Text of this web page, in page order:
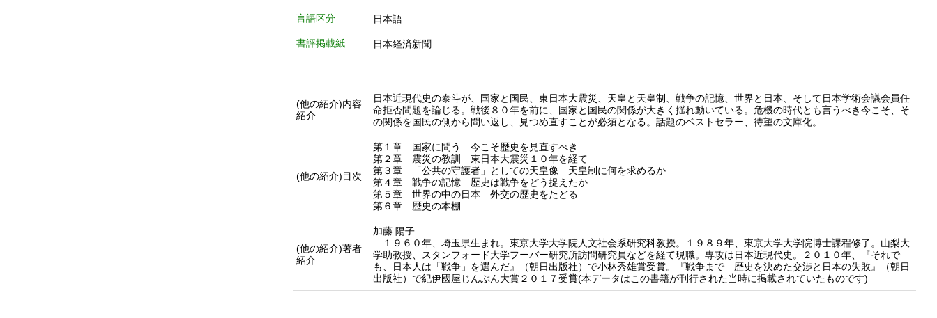
言語区分 日本語
書評掲載紙 日本経済新聞
(他の紹介)内容
紹介
日本近現代史の泰斗が、国家と国民、東日本大震災、天皇と天皇制、戦争の記憶、世界と日本、そして日本学術会議会員任
命拒否問題を論じる。戦後８０年を前に、国家と国民の関係が大きく揺れ動いている。危機の時代とも言うべき今こそ、そ
の関係を国民の側から問い返し、見つめ直すことが必須となる。話題のベストセラー、待望の文庫化。
(他の紹介)目次
第１章 国家に問う 今こそ歴史を見直すべき
第２章 震災の教訓 東日本大震災１０年を経て
第３章 「公共の守護者」としての天皇像 天皇制に何を求めるか
第４章 戦争の記憶 歴史は戦争をどう捉えたか
第５章 世界の中の日本 外交の歴史をたどる
第６章 歴史の本棚
(他の紹介)著者
紹介
加藤 陽子
１９６０年、埼玉県生まれ。東京大学大学院人文社会系研究科教授。１９８９年、東京大学大学院博士課程修了。山梨大
学助教授、スタンフォード大学フーバー研究所訪問研究員などを経て現職。専攻は日本近現代史。２０１０年、『それで
も、日本人は「戦争」を選んだ』（朝日出版社）で小林秀雄賞受賞。『戦争まで 歴史を決めた交渉と日本の失敗』（朝日
出版社）で紀伊國屋じんぶん大賞２０１７受賞(本データはこの書籍が刊行された当時に掲載されていたものです)